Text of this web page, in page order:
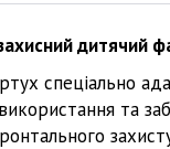
дитячий
спеціально
та